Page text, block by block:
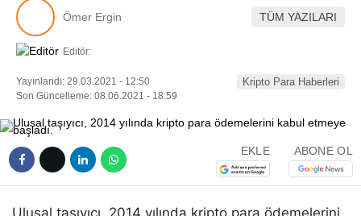
Ömer Ergin TÜM YAZILARI
Editör:
Yayınlandı: 29.03.2021 - 12:50
Son Güncelleme: 08.06.2021 - 18:59
Kripto Para Haberleri
EKLE ABONE OL